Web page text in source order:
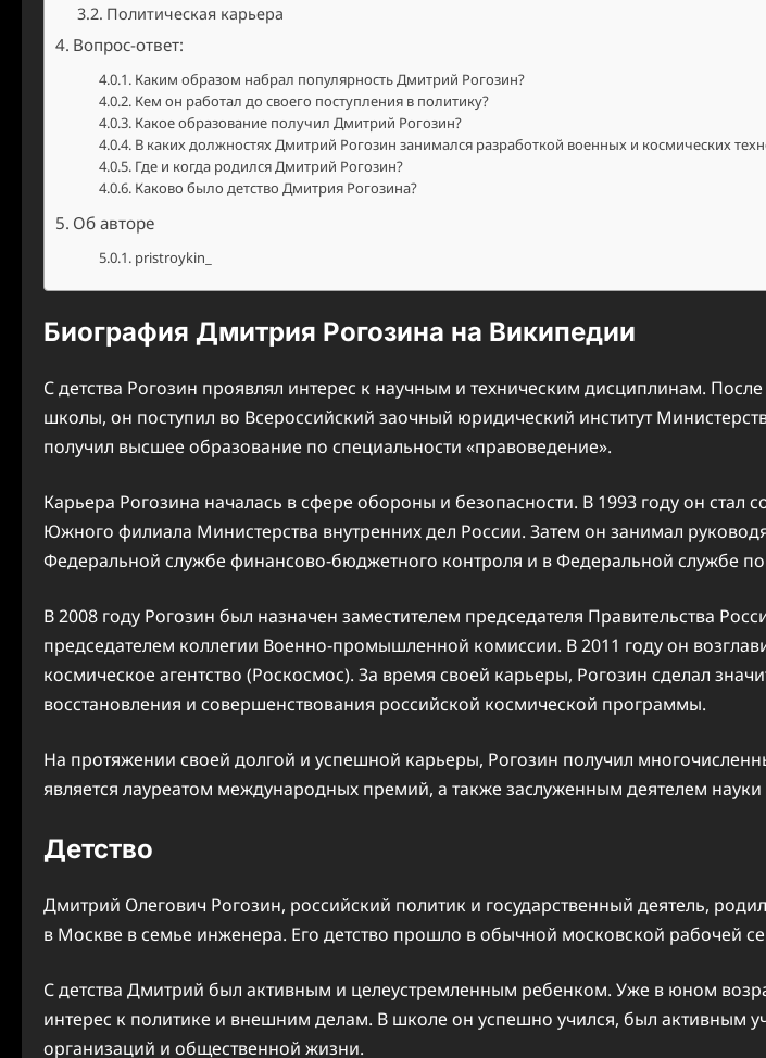
Политическая карьера
Вопрос-ответ:
Каким образом набрал популярность Дмитрий Рогозин?
Кем он работал до своего поступления в политику?
Какое образование получил Дмитрий Рогозин?
В каких должностях Дмитрий Рогозин занимался разработкой военных и космических
Где и когда родился Дмитрий Рогозин?
Каково было детство Дмитрия Рогозина?
Об авторе
pristroykin_
Биография Дмитрия Рогозина на Википедии
С детства Рогозин проявлял интерес к научным и техническим дисциплинам.
школы, он поступил во Всероссийский заочный юридический институт
получил высшее образование по специальности «правоведение».
Карьера Рогозина началась в сфере обороны и безопасности. В 1993 году он стал
Южного филиала Министерства внутренних дел России. Затем он занимал
Федеральной службе финансово-бюджетного контроля и в Федеральной службе
В 2008 году Рогозин был назначен заместителем председателя Правительства
председателем коллегии Военно-промышленной комиссии. В 2011 году он
космическое агентство (Роскосмос). За время своей карьеры, Рогозин сделал
восстановления и совершенствования российской космической программы.
На протяжении своей долгой и успешной карьеры, Рогозин получил
является лауреатом международных премий, а также заслуженным деятелем науки
Детство
Дмитрий Олегович Рогозин, российский политик и государственный деятель,
в Москве в семье инженера. Его детство прошло в обычной московской рабочей
С детства Дмитрий был активным и целеустремленным ребенком. Уже в юном
интерес к политике и внешним делам. В школе он успешно учился, был активным
организаций и общественной жизни.